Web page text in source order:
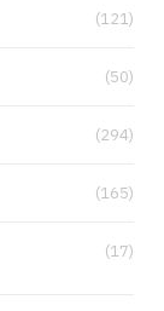
(121)
(50)
(294)
(165)
(17)